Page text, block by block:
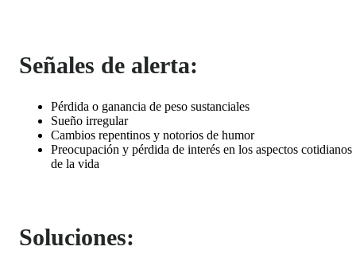
Señales de alerta:
Pérdida o ganancia de peso sustanciales
Sueño irregular
Cambios repentinos y notorios de humor
Preocupación y pérdida de interés en los aspectos cotidianos
de la vida
Soluciones: